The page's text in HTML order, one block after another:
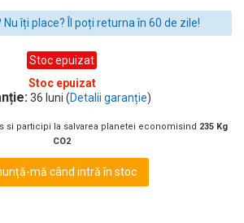
îți place? Îl poți returna în 60 de zile!
Stoc epuizat
Stoc epuizat
36 luni (Detalii garanție)
si participi la salvarea planetei economisind 235 Kg
CO2
mă când intră în stoc